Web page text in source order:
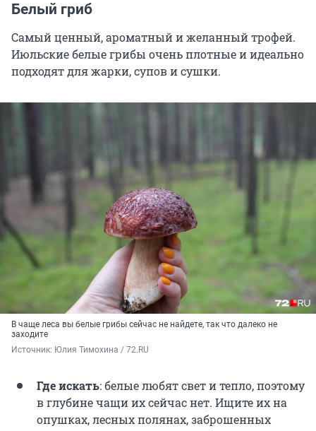
Белый гриб
Самый ценный, ароматный и желанный трофей.
Июльские белые грибы очень плотные и идеально
подходят для жарки, супов и сушки.
В чаще леса вы белые грибы сейчас не найдете, так что далеко не
заходите
Источник: Юлия Тимохина / 72.RU
Где искать: белые любят свет и тепло, поэтому
в глубине чащи их сейчас нет. Ищите их на
опушках, лесных полянах, заброшенных